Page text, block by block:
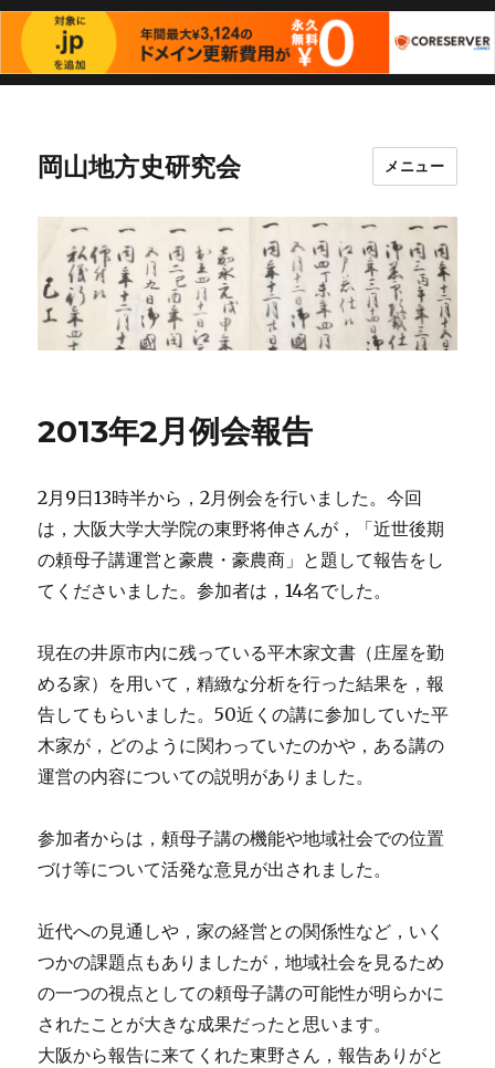
岡山地方史研究会 メニュー
2013年2月例会報告
2月9日13時半から，2月例会を行いました。今回
は，大阪大学大学院の東野将伸さんが，「近世後期
の頼母子講運営と豪農・豪農商」と題して報告をし
てくださいました。参加者は，14名でした。
現在の井原市内に残っている平木家文書（庄屋を勤
める家）を用いて，精緻な分析を行った結果を，報
告してもらいました。50近くの講に参加していた平
木家が，どのように関わっていたのかや，ある講の
運営の内容についての説明がありました。
参加者からは，頼母子講の機能や地域社会での位置
づけ等について活発な意見が出されました。
近代への見通しや，家の経営との関係性など，いく
つかの課題点もありましたが，地域社会を見るため
の一つの視点としての頼母子講の可能性が明らかに
されたことが大きな成果だったと思います。
大阪から報告に来てくれた東野さん，報告ありがと